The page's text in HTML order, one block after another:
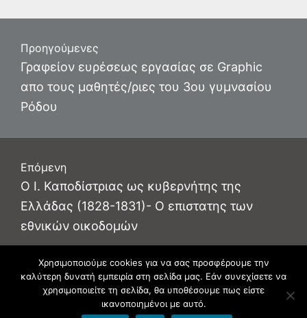
άρθρων
Προηγούμενες
Προηγούμενο
άρθρο:
Γραφείον ευρέσεως εργασίας σε Graphic
απο τους μαθητές/ριες του 3ου γυμνασίου
Ρόδου
Επόμενη
Επόμενο
άρθρο:
Ο Ι. Καποδίστριας ως κυβερνήτης της
Ελλάδας (1828-1831)- Ο επιστατης των
εθνικών οικοδομών
Φιλοξενείται στο https://blogs.sch.gr
. Θέμα εμφάνισης Flat-sch.
Βασισμένο στοFlat
Χρησιμοποιούμε cookies για να σας προσφέρουμε την
καλύτερη δυνατή εμπειρία στη σελίδα μας. Εάν συνεχίσετε να
χρησιμοποιείτε τη σελίδα, θα υποθέσουμε πως είστε
ικανοποιημένοι με αυτό.